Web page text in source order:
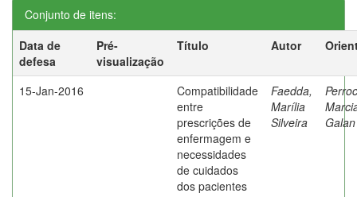
Conjunto de itens:
Data de
defesa
Pré-
visualização
Título Autor
15-Jan-2016
Compatibilidade
entre
prescrições de
enfermagem e
necessidades
de cuidados
dos pacientes
Faedda,
Marília
Silveira
Galan